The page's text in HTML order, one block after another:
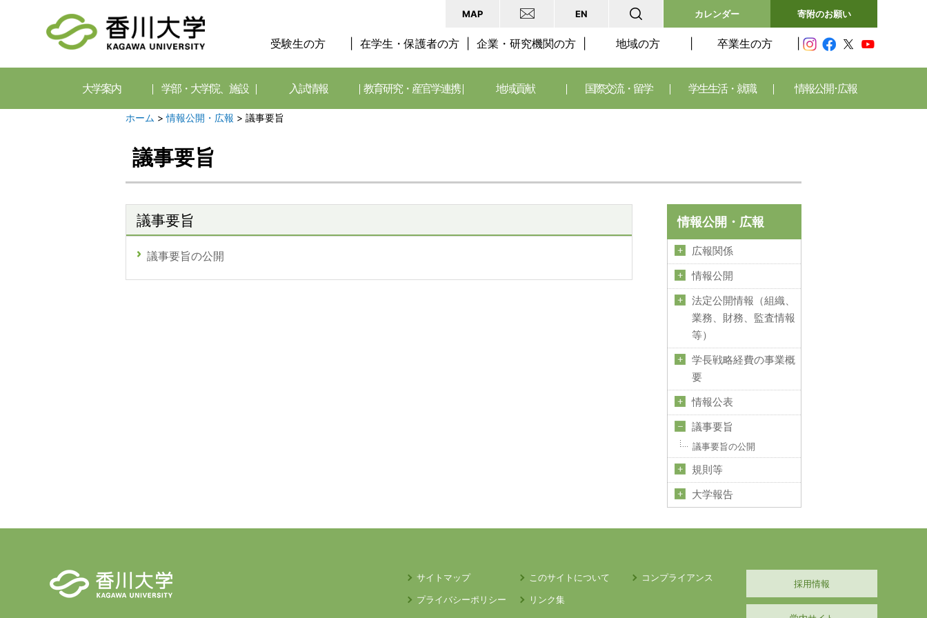
MAP EN カレンダー 寄附のお願い
受験生の方 在学生・保護者の方 企業・研究機関の方 地域の方 卒業生の方
大学案内 学部・大学院、施設 入試情報 教育研究・産官学連携 地域貢献 国際交流・留学 学生生活・就職 情報公開･広報
ホーム > 情報公開・広報 > 議事要旨
議事要旨
議事要旨
議事要旨の公開
情報公開・広報
広報関係
情報公開
法定公開情報（組織、
業務、財務、監査情報
等）
学長戦略経費の事業概
要
情報公表
議事要旨
議事要旨の公開
規則等
大学報告
サイトマップ このサイトについて
コンプライアンス
プライバシーポリシー
リンク集
採用情報